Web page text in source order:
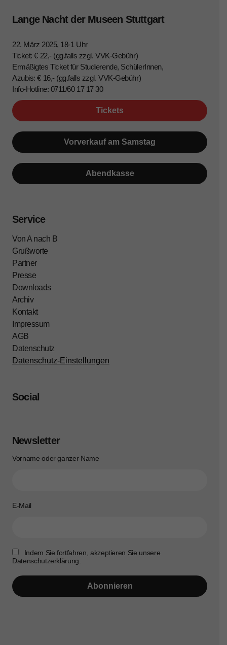
Lange Nacht der Museen Stuttgart
22. März 2025, 18-1 Uhr
Ticket: € 22,- (gg.falls zzgl. VVK-Gebühr)
Ermäßigtes Ticket für Studierende, SchülerInnen,
Azubis: € 16,- (gg.falls zzgl. VVK-Gebühr)
Info-Hotline: 0711/60 17 17 30
Tickets
Vorverkauf am Samstag
Abendkasse
Service
Von A nach B
Grußworte
Partner
Presse
Downloads
Archiv
Kontakt
Impressum
AGB
Datenschutz
Datenschutz-Einstellungen
Social
Newsletter
Vorname oder ganzer Name
E-Mail
Indem Sie fortfahren, akzeptieren Sie unsere
Datenschutzerklärung.